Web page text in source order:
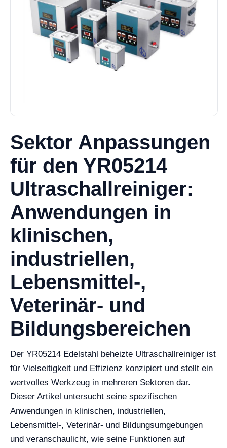
Sektor Anpassungen
für den YR05214
Ultraschallreiniger:
Anwendungen in
klinischen,
industriellen,
Lebensmittel-,
Veterinär- und
Bildungsbereichen
Der YR05214 Edelstahl beheizte Ultraschallreiniger ist
für Vielseitigkeit und Effizienz konzipiert und stellt ein
wertvolles Werkzeug in mehreren Sektoren dar.
Dieser Artikel untersucht seine spezifischen
Anwendungen in klinischen, industriellen,
Lebensmittel-, Veterinär- und Bildungsumgebungen
und veranschaulicht, wie seine Funktionen auf